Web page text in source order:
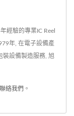
經驗的專業IC Reel
年, 在電子設備產
裝設備製造服務, 旭
絡我們 。